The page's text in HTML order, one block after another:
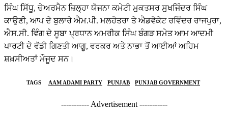
ਸਿੰਘ ਸਿੱਧੂ, ਚੇਅਰਮੈਨ ਜ਼ਿਲ੍ਹਾ ਯੋਜਨਾ ਕਮੇਟੀ ਮੁਕਤਸਰ ਸੁਖਜਿੰਦਰ ਸਿੰਘ
ਕਾਉਣੀ, ਆਪ ਦੇ ਬੁਲਾਰੇ ਐਮ.ਪੀ. ਮਲਹੋਤਰਾ ਤੇ ਐਡਵੋਕੇਟ ਰਵਿੰਦਰ ਰਾਜਪੁਰਾ,
ਐਸ.ਸੀ. ਵਿੰਗ ਦੇ ਸੂਬਾ ਪ੍ਰਧਾਨ ਅਮਰੀਕ ਸਿੰਘ ਬੰਗੜ ਸਮੇਤ ਆਮ ਆਦਮੀ
ਪਾਰਟੀ ਦੇ ਵੱਡੀ ਗਿਣਤੀ ਆਗੂ, ਵਰਕਰ ਅਤੇ ਨਾਭਾ ਤੋਂ ਆਈਆਂ ਅਹਿਮ
ਸ਼ਖ਼ਸੀਅਤਾਂ ਮੌਜੂਦ ਸਨ।
TAGS AAM ADAMI PARTY PUNJAB PUNJAB GOVERNMENT
----------- Advertisement -----------